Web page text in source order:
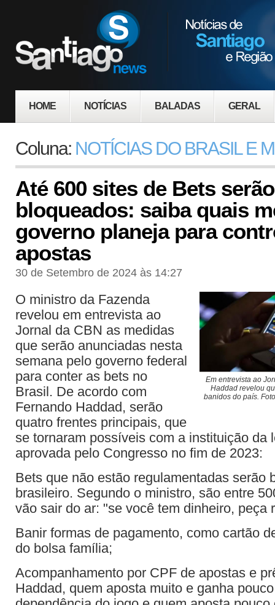
HOME NOTÍCIAS BALADAS GERAL
Coluna: NOTÍCIAS DO BRASIL E
Até 600 sites de Bets serão
bloqueados: saiba quais
governo planeja para
apostas
30 de Setembro de 2024 às 14:27
Em entrevista ao
Haddad revelou
banidos do país.
O ministro da Fazenda
revelou em entrevista ao
Jornal da CBN as medidas
que serão anunciadas nesta
semana pelo governo federal
para conter as bets no
Brasil. De acordo com
Fernando Haddad, serão
quatro frentes principais, que
se tornaram possíveis com a instituição da
aprovada pelo Congresso no fim de 2023:
Bets que não estão regulamentadas serão
brasileiro. Segundo o ministro, são entre
vão sair do ar: "se você tem dinheiro, peça
Banir formas de pagamento, como cartão
do bolsa família;
Acompanhamento por CPF de apostas e
Haddad, quem aposta muito e ganha